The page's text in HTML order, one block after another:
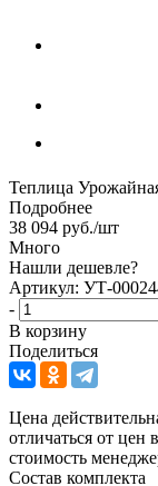
Теплица
Подробнее
38 094 руб./шт
Много
Нашли дешевле?
Артикул: УТ-
-
В корзину
Поделиться
Цена
отличаться от
стоимость
Состав комплекта